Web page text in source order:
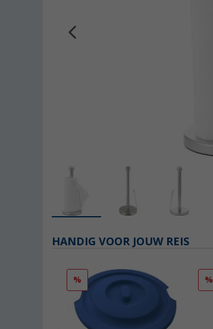
HANDIG VOOR JOUW REIS
% %